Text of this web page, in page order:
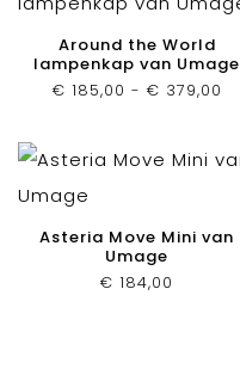
Around the World
lampenkap van Umage
€ 185,00 - € 379,00
Asteria Move Mini van
Umage
€ 184,00